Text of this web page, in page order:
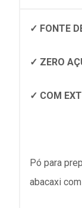
✓ FONTE
✓ ZERO
✓ COM
Pó para
abacaxi